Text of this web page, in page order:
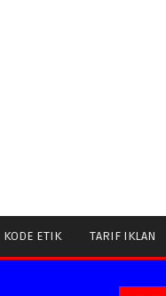
KODE ETIK TARIF IKLAN